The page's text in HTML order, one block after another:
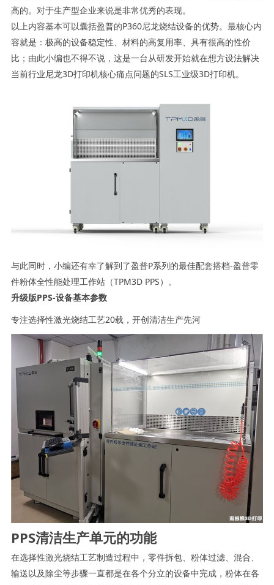
高的。对于生产型企业来说是非常优秀的表现。
以上内容基本可以囊括盈普的P360尼龙烧结设备的优势。最核心内
容就是：极高的设备稳定性、材料的高复用率、具有很高的性价
比；由此小编也不得不说，这是一台从研发开始就在想方设法解决
当前行业尼龙3D打印机核心痛点问题的SLS工业级3D打印机。
与此同时，小编还有幸了解到了盈普P系列的最佳配套搭档-盈普零
件粉体全性能处理工作站（TPM3D PPS）。
升级版PPS-设备基本参数
专注选择性激光烧结工艺20载，开创清洁生产先河
PPS清洁生产单元的功能
在选择性激光烧结工艺制造过程中，零件拆包、粉体过滤、混合、
输送以及除尘等步骤一直都是在各个分立的设备中完成，粉体在各